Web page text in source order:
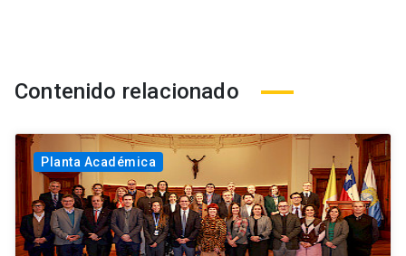
Contenido relacionado
Planta Académica